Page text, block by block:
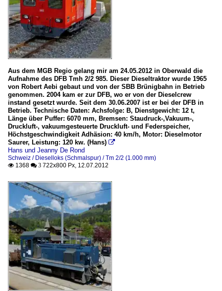
Aus dem MGB Regio gelang mir am 24.05.2012 in Oberwald die
Aufnahme des DFB Tmh 2/2 985. Dieser Dieseltraktor wurde 1965
von Robert Aebi gebaut und von der SBB Brünigbahn in Betrieb
genommen. 2004 kam er zur DFB, wo er von der Dieselcrew
instand gesetzt wurde. Seit dem 30.06.2007 ist er bei der DFB in
Betrieb. Technische Daten: Achsfolge: B, Dienstgewicht: 12 t,
Länge über Puffer: 6070 mm, Bremsen: Staudruck-,Vakuum-,
Druckluft-, vakuumgesteuerte Druckluft- und Federspeicher,
Höchstgeschwindigkeit Adhäsion: 40 km/h, Motor: Dieselmotor
Saurer, Leistung: 120 kw. (Hans) 
Hans und Jeanny De Rond
Schweiz / Dieselloks (Schmalspur) / Tm 2/2 (1.000 mm)
 1368  3 722x800 Px, 12.07.2012